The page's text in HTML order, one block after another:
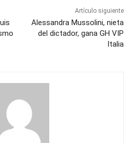
Artículo siguiente
Alessandra Mussolini, nieta
del dictador, gana GH VIP
Italia